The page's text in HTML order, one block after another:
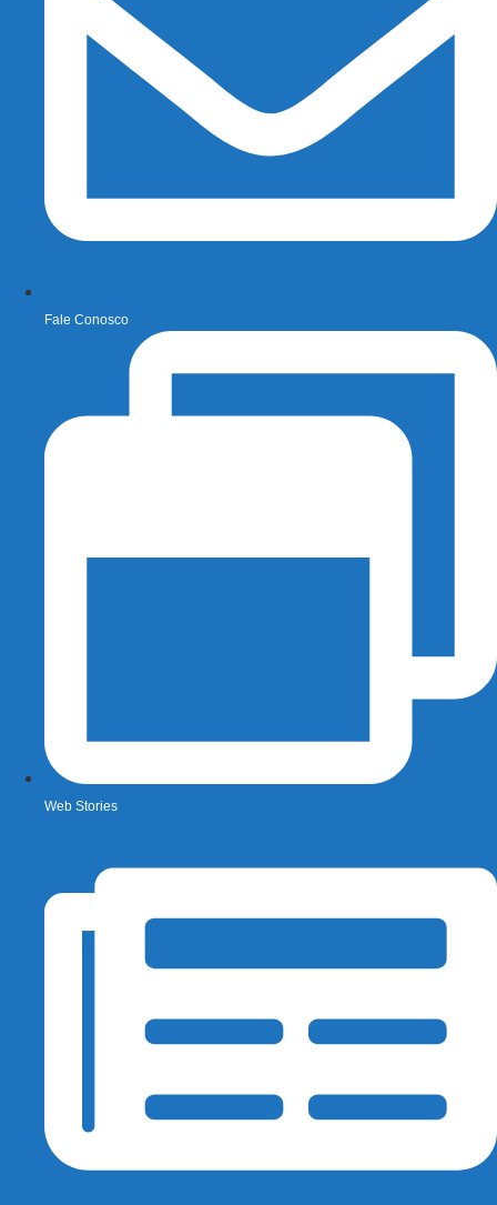
Fale Conosco
Web Stories